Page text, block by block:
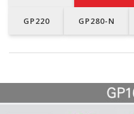
GP220 GP280-N